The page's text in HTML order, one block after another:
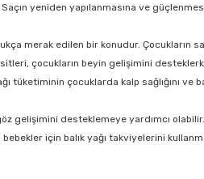
yeniden yapılanmasına ve
merak edilen bir konudur. Çocukların
çocukların beyin gelişimini
tüketiminin çocuklarda kalp sağlığını
gelişimini desteklemeye yardımcı
için balık yağı takviyelerini